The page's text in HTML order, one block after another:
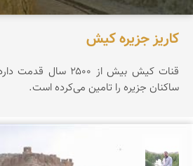
کاریز جزیره کیش
قنات کیش بیش از
ساکنان جزیره را تامین می‌کرده است.
مهرداد زینلیان